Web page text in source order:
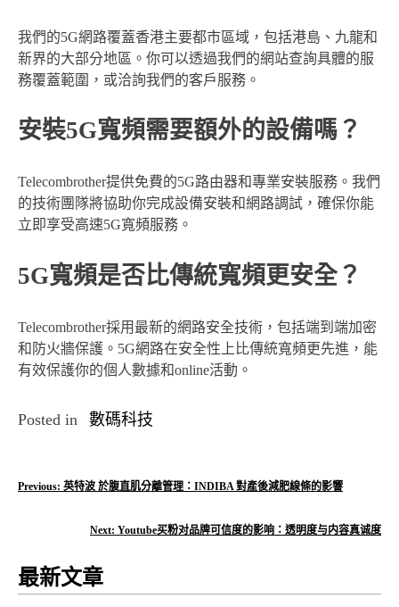
我們的5G網路覆蓋香港主要都市區域，包括港島、九龍和
新界的大部分地區。你可以透過我們的網站查詢具體的服
務覆蓋範圍，或洽詢我們的客戶服務。
安裝5G寬頻需要額外的設備嗎？
Telecombrother提供免費的5G路由器和專業安裝服務。我們
的技術團隊將協助你完成設備安裝和網路調試，確保你能
立即享受高速5G寬頻服務。
5G寬頻是否比傳統寬頻更安全？
Telecombrother採用最新的網路安全技術，包括端到端加密
和防火牆保護。5G網路在安全性上比傳統寬頻更先進，能
有效保護你的個人數據和online活動。
Posted in 數碼科技
文
覽
Previous: 英特波 於腹直肌分離管理：INDIBA 對產後減肥線條的影響
Next: Youtube买粉对品牌可信度的影响：透明度与内容真诚度
最新文章